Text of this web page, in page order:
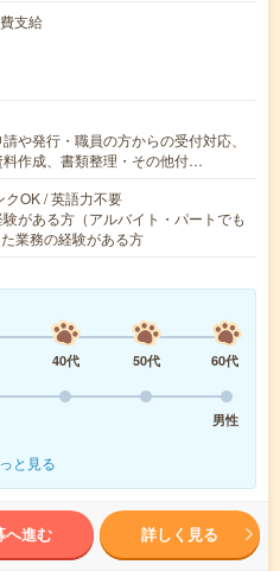
支給
や発行・職員の方からの受付対応、
作成、書類整理・その他付…
クOK / 英語力不要
験がある方（アルバイト・パートでも
業務の経験がある方
40代 50代
60代
男性
と見る
へ進む 詳しく見る